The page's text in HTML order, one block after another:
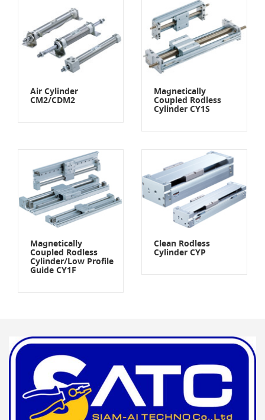
Air Cylinder
CM2/CDM2
Magnetically
Coupled Rodless
Cylinder CY1S
Magnetically
Coupled Rodless
Cylinder/Low Profile
Guide CY1F
Clean Rodless
Cylinder CYP